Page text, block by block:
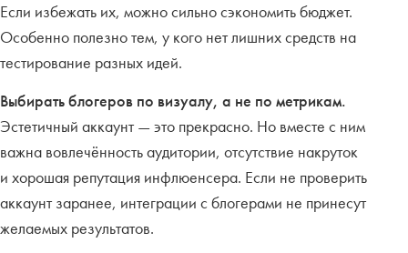
Если избежать их, можно сильно сэкономить бюджет.
Особенно полезно тем, у кого нет лишних средств на
тестирование разных идей.
Выбирать блогеров по визуалу, а не по метрикам.
Эстетичный аккаунт — это прекрасно. Но вместе с ним
важна вовлечённость аудитории, отсутствие накруток
и хорошая репутация инфлюенсера. Если не проверить
аккаунт заранее, интеграции с блогерами не принесут
желаемых результатов.